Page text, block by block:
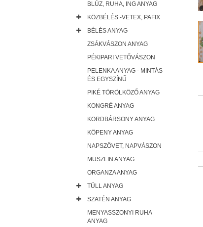
BLÚZ, RUHA, ING ANYAG
KÖZBÉLÉS -VETEX, PAFIX
BÉLÉS ANYAG
ZSÁKVÁSZON ANYAG
PÉKIPARI VETŐVÁSZON
PELENKA ANYAG - MINTÁS
ÉS EGYSZÍNŰ
PIKÉ TÖRÖLKÖZŐ ANYAG
KONGRÉ ANYAG
KORDBÁRSONY ANYAG
KÖPENY ANYAG
NAPSZÖVET, NAPVÁSZON
MUSZLIN ANYAG
ORGANZA ANYAG
TÜLL ANYAG
SZATÉN ANYAG
MENYASSZONYI RUHA
ANYAG